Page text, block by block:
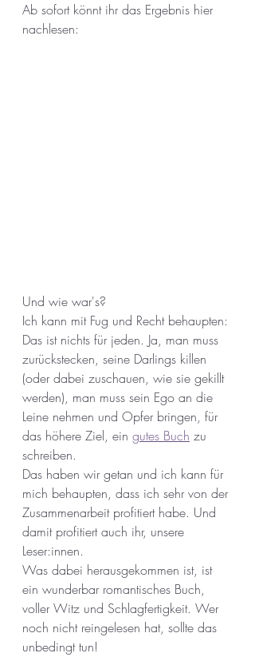
Ab sofort könnt ihr das Ergebnis hier
nachlesen:
Und wie war's?
Ich kann mit Fug und Recht behaupten:
Das ist nichts für jeden. Ja, man muss
zurückstecken, seine Darlings killen
(oder dabei zuschauen, wie sie gekillt
werden), man muss sein Ego an die
Leine nehmen und Opfer bringen, für
das höhere Ziel, ein gutes Buch zu
schreiben.
Das haben wir getan und ich kann für
mich behaupten, dass ich sehr von der
Zusammenarbeit profitiert habe. Und
damit profitiert auch ihr, unsere
Leser:innen.
Was dabei herausgekommen ist, ist
ein wunderbar romantisches Buch,
voller Witz und Schlagfertigkeit. Wer
noch nicht reingelesen hat, sollte das
unbedingt tun!